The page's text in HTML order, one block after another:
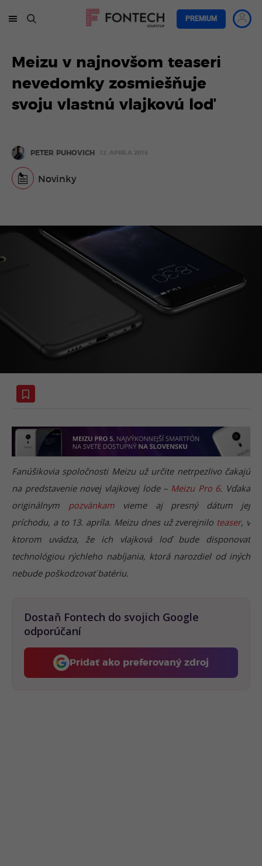
PREMIUM
Meizu v najnovšom teaseri
nevedomky zosmiešňuje
svoju vlastnú vlajkovú loď
PETER PUHOVICH 12. APRÍLA 2016
Novinky
Fanúšikovia spoločnosti Meizu už určite netrpezlivo čakajú
na predstavenie novej vlajkovej lode – Meizu Pro 6. Vďaka
originálnym pozvánkamvieme aj presný dátum jej
príchodu, a to 13. apríla. Meizu dnes už zverejnilo teaser, v
ktorom uvádza, že ich vlajková loď bude disponovať
technológiou rýchleho nabíjania, ktorá narozdiel od iných
nebude poškodzovať batériu.
Dostaň Fontech do svojich Google
odporúčaní
Pridať ako preferovaný zdroj
Fontech, odkaz sa otvorí v